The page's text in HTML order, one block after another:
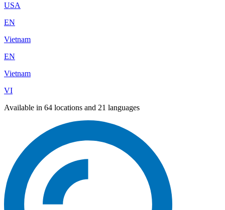
USA
EN
Vietnam
EN
Vietnam
VI
Available in 64 locations and 21 languages